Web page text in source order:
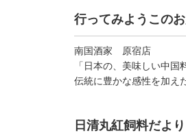
行ってみようこの
南国酒家 原宿店
「日本の、美味しい中
伝統に豊かな感性を加え
日清丸紅飼料だより